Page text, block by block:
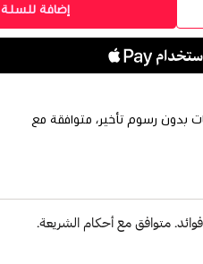
إضافة للسلة
بدون رسوم تأخير، متوافقة مع